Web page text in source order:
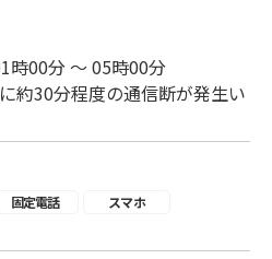
時00分 ～ 05時00分
約30分程度の通信断が発生い
固定電話
スマホ